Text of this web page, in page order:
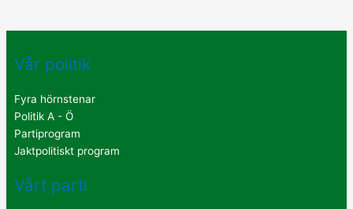
Vår politik
Fyra hörnstenar
Politik A - Ö
Partiprogram
Jaktpolitiskt program
Vårt parti